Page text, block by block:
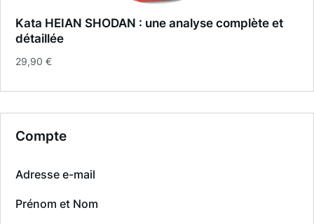
Compte
Adresse e-mail
Prénom et Nom
Kata HEIAN SHODAN : une analyse complète et
détaillée
29,90 €